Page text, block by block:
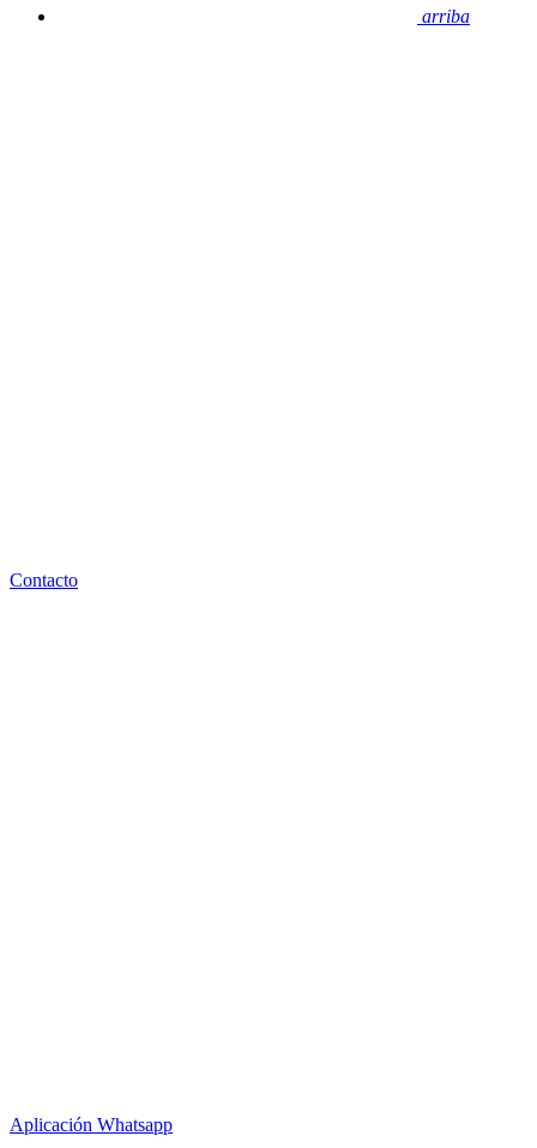
arriba
Contacto
Aplicación Whatsapp